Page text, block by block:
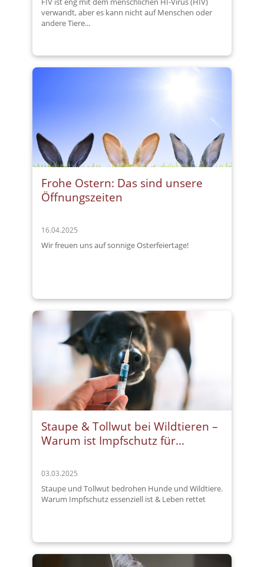
verwandt, aber es kann nicht auf Menschen oder
andere Tiere...
Frohe Ostern: Das sind unsere
Öffnungszeiten
16.04.2025
Wir freuen uns auf sonnige Osterfeiertage!
Staupe & Tollwut bei Wildtieren –
Warum ist Impfschutz für...
03.03.2025
Staupe und Tollwut bedrohen Hunde und Wildtiere.
Warum Impfschutz essenziell ist & Leben rettet